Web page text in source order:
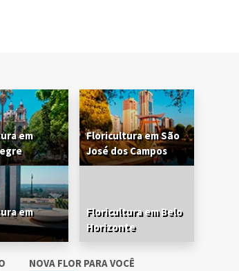
em
Floricultura em São
José dos Campos
em
Floricultura em Belo
Horizonte
NOVA FLOR PARA VOCÊ